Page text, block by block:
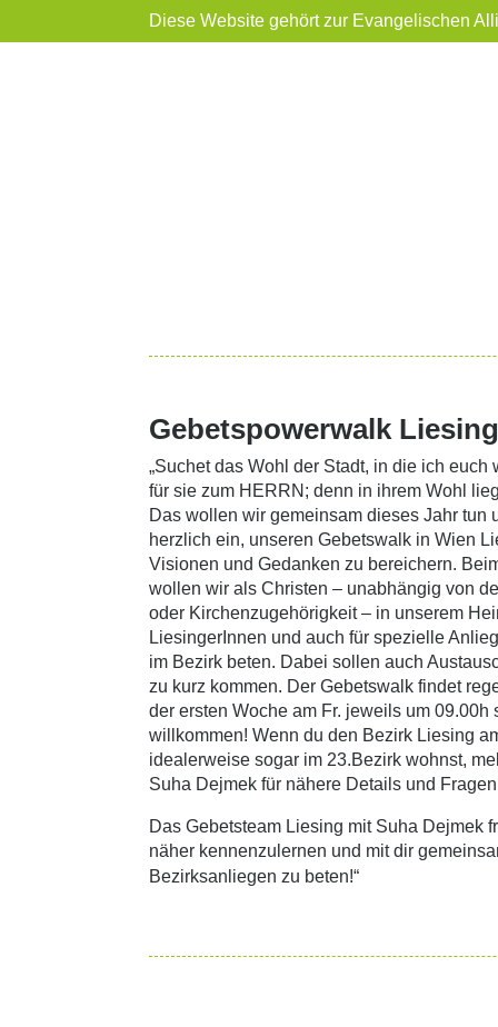
Diese Website gehört zur Evangelischen
Gebetspowerwalk Liesing
„Suchet das Wohl der Stadt, in die ich euch
für sie zum HERRN; denn in ihrem Wohl
Das wollen wir gemeinsam dieses Jahr tun
herzlich ein, unseren Gebetswalk in Wien
Visionen und Gedanken zu bereichern.
wollen wir als Christen – unabhängig von
oder Kirchenzugehörigkeit – in unserem
LiesingerInnen und auch für spezielle
im Bezirk beten. Dabei sollen auch
zu kurz kommen. Der Gebetswalk findet
der ersten Woche am Fr. jeweils um 09.00h
willkommen! Wenn du den Bezirk Liesing
idealerweise sogar im 23.Bezirk wohnst,
Suha Dejmek für nähere Details und
Das Gebetsteam Liesing mit Suha Dejmek
näher kennenzulernen und mit dir
Bezirksanliegen zu beten!“